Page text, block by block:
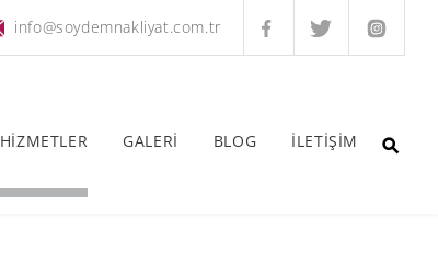
info@soydemnakliyat.com.tr
HİZMETLER GALERİ BLOG İLETİŞİM